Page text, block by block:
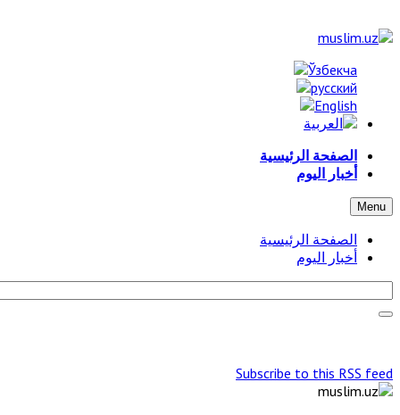
الصفحة الرئيسية
أخبار اليوم
Menu
الصفحة الرئيسية
أخبار اليوم
Subscribe to this RSS feed